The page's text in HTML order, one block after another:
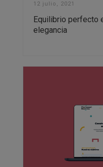
12 julio, 2021
Equilibrio perfecto
elegancia